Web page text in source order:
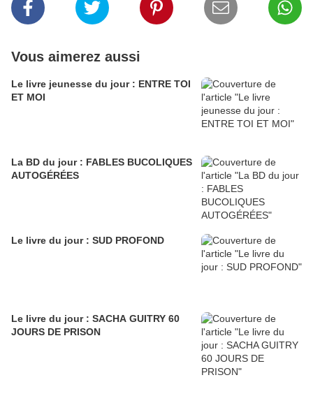
Vous aimerez aussi
Le livre jeunesse du jour : ENTRE TOI
ET MOI
La BD du jour : FABLES BUCOLIQUES
AUTOGÉRÉES
Le livre du jour : SUD PROFOND
Le livre du jour : SACHA GUITRY 60
JOURS DE PRISON